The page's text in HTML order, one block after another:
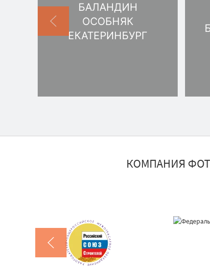
БАЛАНДИН
ОСОБНЯК
ЕКАТЕРИНБУРГ
КОМПАНИЯ